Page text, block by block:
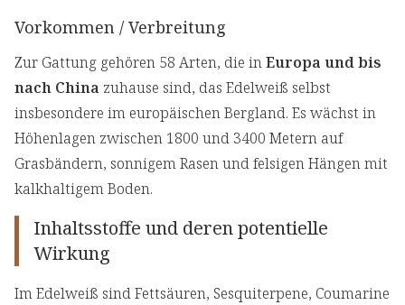
Vorkommen / Verbreitung
Zur Gattung gehören 58 Arten, die inEuropa und bis
nach China zuhause sind, das Edelweiß selbst
insbesondere im europäischen Bergland. Es wächst in
Höhenlagen zwischen 1800 und 3400 Metern auf
Grasbändern, sonnigem Rasen und felsigen Hängen mit
kalkhaltigem Boden.
Inhaltsstoffe und deren potentielle
Wirkung
Im Edelweiß sind Fettsäuren, Sesquiterpene, Coumarine